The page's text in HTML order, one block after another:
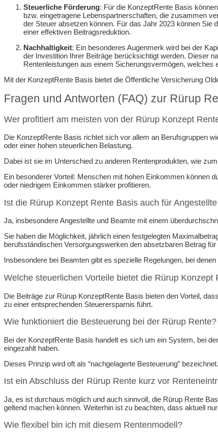
Steuerliche Förderung: Für die KonzeptRente Basis
bzw. eingetragene Lebenspartnerschaften, die zusammen
der Steuer absetzen können. Für das Jahr 2023 können
einer effektiven Beitragsreduktion.
Nachhaltigkeit: Ein besonderes Augenmerk wird bei der
der Investition Ihrer Beiträge berücksichtigt werden. Dieser
Rentenleistungen aus einem Sicherungsvermögen,
Mit der KonzeptRente Basis bietet die Öffentliche Versicherung
Fragen und Antworten (FAQ) zur Rürup
Wer profitiert am meisten von der Rürup Konzept
Die KonzeptRente Basis richtet sich vor allem an Berufsgruppen
oder einer hohen steuerlichen Belastung.
Dabei ist sie im Unterschied zu anderen Rentenprodukten, wie
Ein besonderer Vorteil: Menschen mit hohen Einkommen können
oder niedrigem Einkommen stärker profitieren.
Ist die Rürup Konzept Rente Basis auch für
Ja, insbesondere Angestellte und Beamte mit einem
Sie haben die Möglichkeit, jährlich einen festgelegten
berufsständischen Versorgungswerken den absetzbaren Betrag
Insbesondere bei Beamten gibt es spezielle Regelungen, bei
Welche steuerlichen Vorteile bietet die Rürup Konzept
Die Beiträge zur Rürup KonzeptRente Basis bieten den Vorteil,
zu einer entsprechenden Steuerersparnis führt.
Wie funktioniert die Besteuerung bei der Rürup Rente?
Bei der KonzeptRente Basis handelt es sich um ein System, bei
eingezahlt haben.
Dieses Prinzip wird oft als “nachgelagerte Besteuerung”
Ist ein Abschluss der Rürup Rente kurz vor
Ja, es ist durchaus möglich und auch sinnvoll, die Rürup Rente
geltend machen können. Weiterhin ist zu beachten, dass aktuell
Wie flexibel bin ich mit diesem Rentenmodell?